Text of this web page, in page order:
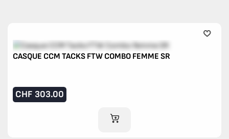
CASQUE CCM TACKS FTW COMBO FEMME SR
CHF 303.00
AJOUTER AU PANIER